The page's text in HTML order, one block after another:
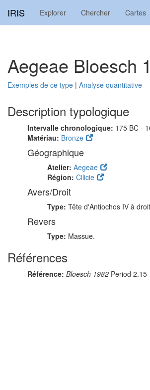
IRIS Explorer Chercher Cartes
Aegeae Bloesch
Exemples de ce type | Analyse quantitative
Description typologique
Intervalle chronologique: 175 BC -
Matériau: Bronze
Géographique
Atelier: Aegeae
Région: Cilicie
Avers/Droit
Type: Tête d'Antiochos IV à
Revers
Type: Massue.
Références
Référence: Bloesch 1982 Period